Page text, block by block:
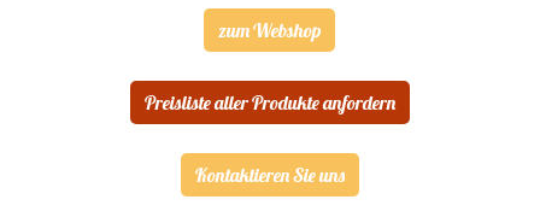
zum Webshop
Preisliste aller Produkte anfordern
Kontaktieren Sie uns